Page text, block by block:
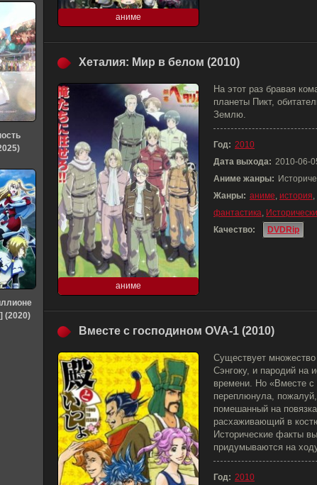
аниме
Хеталия: Мир в белом (2010)
аниме
На этот раз бравая
планеты Пикт,
Землю.
Год: 2010
Дата выхода: 2010-06-
Аниме жанры:
Жанры: аниме, история,
фантастика,
Качество:
DVDRip
Вместе с господином OVA-1 (2010)
Существует
Сэнгоку, и пародий на
времени. Но «Вместе с
переплюнула,
помешанный на
расхаживающий в
Исторические факты
придумываются на
Год: 2010
(2020)